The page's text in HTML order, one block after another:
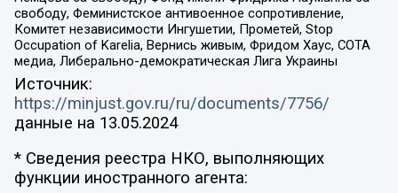
свободу, Феминистское антивоенное сопротивление,
Комитет независимости Ингушетии, Прометей, Stop
Occupation of Karelia, Вернись живым, Фридом Хаус, СОТА
медиа, Либерально-демократическая Лига Украины
Источник:
https://minjust.gov.ru/ru/documents/7756/
данные на 13.05.2024
* Сведения реестра НКО, выполняющих
функции иностранного агента: